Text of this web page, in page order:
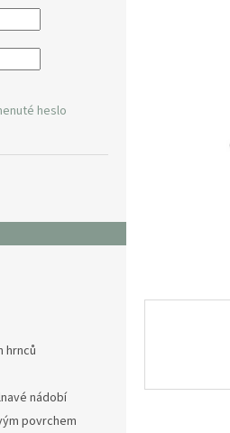
heslo
hrnců
nádobí
povrchem